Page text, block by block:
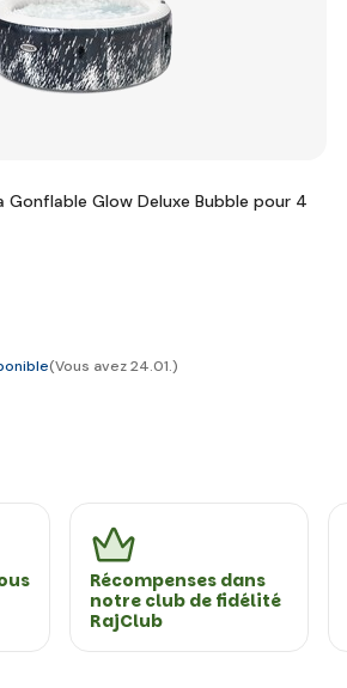
Gonflable Glow Deluxe Bubble pour 4
(Vous avez 24.01.)
Récompenses dans
notre club de fidélité
RajClub